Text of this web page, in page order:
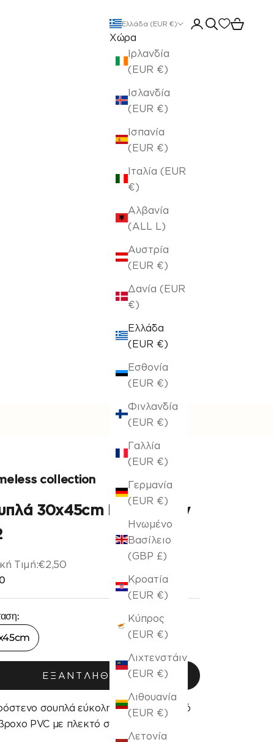
Ελλάδα (EUR €)
Χώρα
Ιρλανδία
(EUR €)
Ισλανδία
(EUR €)
Ισπανία
(EUR €)
Ιταλία (EUR
€)
Αλβανία
(ALL L)
Αυστρία
(EUR €)
Δανία (EUR
€)
Ελλάδα
(EUR €)
Εσθονία
(EUR €)
Φινλανδία
(EUR €)
Γαλλία
(EUR €)
Γερμανία
(EUR €)
Ηνωμένο
Βασίλειο
(GBP £)
Κροατία
(EUR €)
Κύπρος
(EUR €)
Λιχτενστάιν
(EUR €)
Λιθουανία
(EUR €)
Λετονία
Άνοιγμα σελίδας
ΆνοιγμαΆνοιγμα
collection
30x45cm Eliana Grey
τιμή
Τιμή:€2,50
ΕΞΑΝΤΛΉΘΗΚΕ
σουπλά εύκολης φροντίδας από
PVC με πλεκτό σχέδιο.